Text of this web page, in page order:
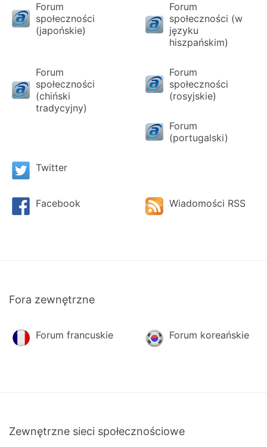
Forum
społeczności
(japońskie)
Forum
społeczności (w
języku
hiszpańskim)
Forum
społeczności
(chiński
tradycyjny)
Forum
społeczności
(rosyjskie)
Forum
(portugalski)
Twitter
Facebook Wiadomości RSS
Fora zewnętrzne
Forum francuskie Forum koreańskie
Zewnętrzne sieci społecznościowe